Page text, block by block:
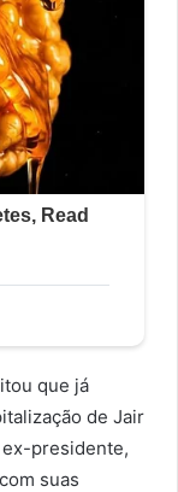
que já
de Jair
presidente,
suas